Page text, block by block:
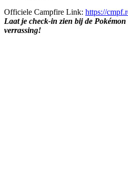
Officiele Campfire Link: https://
Laat je check-in zien bij de
verrassing!